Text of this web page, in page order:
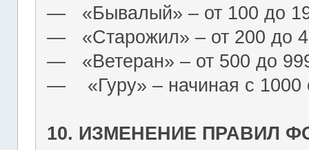
― «Бывалый» – от 100 до
― «Старожил» – от 200 до
― «Ветеран» – от 500 до
― «Гуру» – начиная с 1000
10. ИЗМЕНЕНИЕ ПРАВИЛ